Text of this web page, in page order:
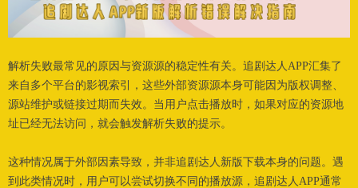
解析失败最常见的原因与资源源的稳定性有关。追剧达人APP汇集了
来自多个平台的影视索引，这些外部资源源本身可能因为版权调整、
源站维护或链接过期而失效。当用户点击播放时，如果对应的资源地
址已经无法访问，就会触发解析失败的提示。
这种情况属于外部因素导致，并非追剧达人新版下载本身的问题。遇
到此类情况时，用户可以尝试切换不同的播放源，追剧达人APP通常